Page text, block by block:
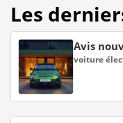
Les
Avis
voiture